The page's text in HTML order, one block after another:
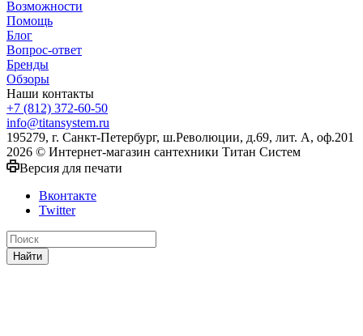
Возможности
Помощь
Блог
Вопрос-ответ
Бренды
Обзоры
Наши контакты
+7 (812) 372-60-50
info@titansystem.ru
195279, г. Санкт-Петербург, ш.Революции, д.69, лит. А, оф.201
2026 © Интернет-магазин сантехники Титан Систем
Версия для печати
Вконтакте
Twitter
Найти